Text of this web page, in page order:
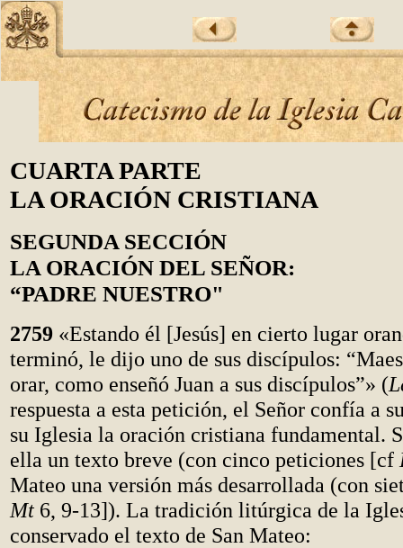
CUARTA PARTE
LA ORACIÓN CRISTIANA
SEGUNDA SECCIÓN
LA ORACIÓN DEL SEÑOR:
“PADRE NUESTRO"
2759 «Estando él [Jesús] en cierto lugar
terminó, le dijo uno de sus discípulos:
orar, como enseñó Juan a sus discípulos”» (
respuesta a esta petición, el Señor confía a
su Iglesia la oración cristiana fundamental.
ella un texto breve (con cinco peticiones [cf
Mateo una versión más desarrollada (con
Mt 6, 9-13]). La tradición litúrgica de la
conservado el texto de San Mateo: